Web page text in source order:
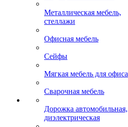
Металлическая мебель,
стеллажи
Офисная мебель
Сейфы
Мягкая мебель для офиса
Сварочная мебель
Дорожка автомобильная,
диэлектрическая